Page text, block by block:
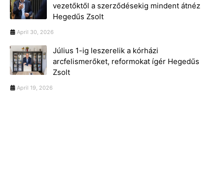
vezetőktől a szerződésekig mindent átnéz
Hegedűs Zsolt
April 30, 2026
Július 1-ig leszerelik a kórházi
arcfelismerőket, reformokat ígér Hegedűs
Zsolt
April 19, 2026